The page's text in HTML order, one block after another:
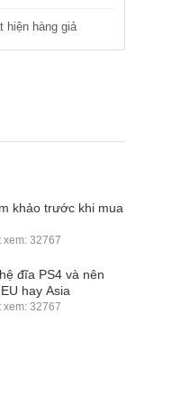
hiện hàng giả
khảo trước khi mua
32767
đĩa PS4 và nên
hay Asia
32767